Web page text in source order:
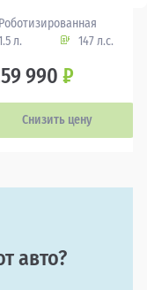
Роботизированная
л.
147 л.с.
990 ₽
Снизить цену
авто?